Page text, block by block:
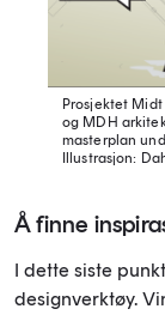
Prosjektet
og MDH
masterplan
Illustrasjon:
Å finne
I dette siste
designverktøy.